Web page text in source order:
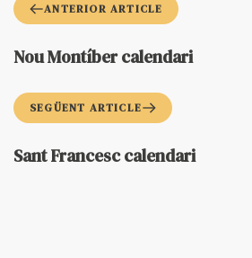
ANTERIOR ARTICLE
Nou Montíber calendari
SEGÜENT ARTICLE
Sant Francesc calendari